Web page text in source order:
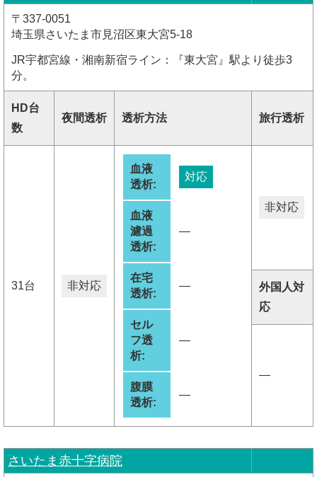
〒337-0051
埼玉県さいたま市見沼区東大宮5-18
JR宇都宮線・湘南新宿ライン：『東大宮』駅より徒歩3
分。
HD台
数
夜間透析 透析方法 旅行透析
31台 非対応
血液
透析:
対応
血液
濾過
透析:
―
在宅
透析:
―
セル
フ透
析:
―
腹膜
透析:
―
非対応
外国人対
応
―
さいたま赤十字病院